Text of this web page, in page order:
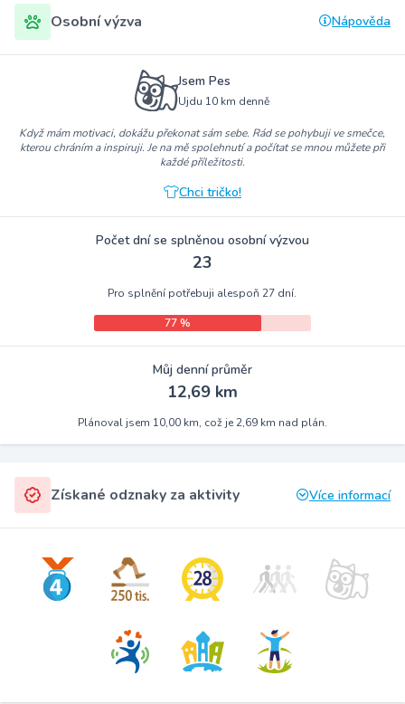
Osobní výzva Nápověda
Jsem Pes
Ujdu 10 km denně
Když mám motivaci, dokážu překonat sám sebe. Rád se pohybuji ve smečce,
kterou chráním a inspiruji. Je na mě spolehnutí a počítat se mnou můžete při
každé příležitosti.
Chci tričko!
Počet dní se splněnou osobní výzvou
23
Pro splnění potřebuji alespoň 27 dní.
77 %
Můj denní průměr
12,69 km
Plánoval jsem 10,00 km, což je 2,69 km nad plán.
Získané odznaky za aktivity Více informací